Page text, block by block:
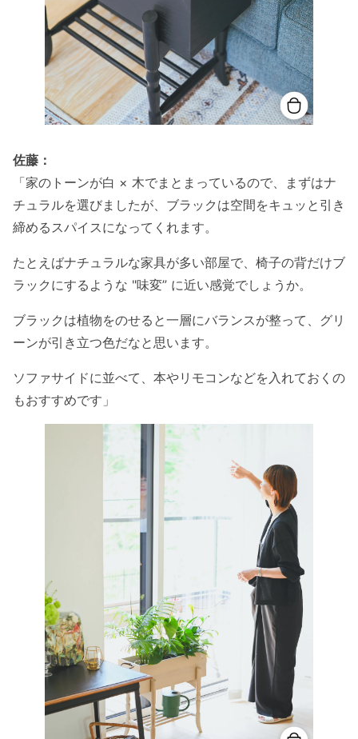
佐藤：
「家のトーンが白 × 木でまとまっているので、まずはナ
チュラルを選びましたが、ブラックは空間をキュッと引き
締めるスパイスになってくれます。
たとえばナチュラルな家具が多い部屋で、椅子の背だけブ
ラックにするような "味変” に近い感覚でしょうか。
ブラックは植物をのせると一層にバランスが整って、グリ
ーンが引き立つ色だなと思います。
ソファサイドに並べて、本やリモコンなどを入れておくの
もおすすめです」